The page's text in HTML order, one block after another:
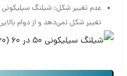
تغییر شکل نمی‌دهد و از دوام